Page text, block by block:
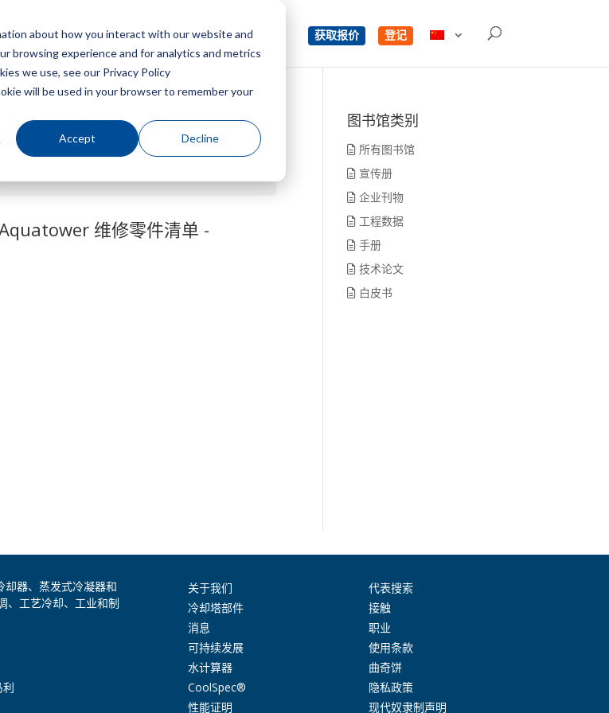
about how you interact with our website and
browsing experience and for analytics and metrics
we use, see our Privacy Policy
will be used in your browser to remember your
Accept Decline
菜单 获取报价 登记
零件清单 – 非最新
维修零件清单 -
图书馆类别
所有图书馆
宣传册
企业刊物
工程数据
手册
技术论文
白皮书
却器、蒸发式冷凝器和
、工艺冷却、工业和制
关于我们
冷却塔部件
消息
可持续发展
水计算器
CoolSpec®
性能证明
代表搜索
接触
职业
使用条款
曲奇饼
隐私政策
现代奴隶制声明